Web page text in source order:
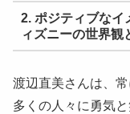
2. ポジティブなイ
ィズニーの世界観
渡辺直美さんは、常
多くの人々に勇気